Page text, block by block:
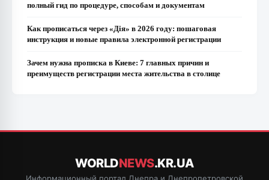
полный гид по процедуре, способам и документам
Как прописаться через «Дія» в 2026 году: пошаговая
инструкция и новые правила электронной регистрации
Зачем нужна прописка в Киеве: 7 главных причин и
преимуществ регистрации места жительства в столице
WORLDNEWS.KR.UA